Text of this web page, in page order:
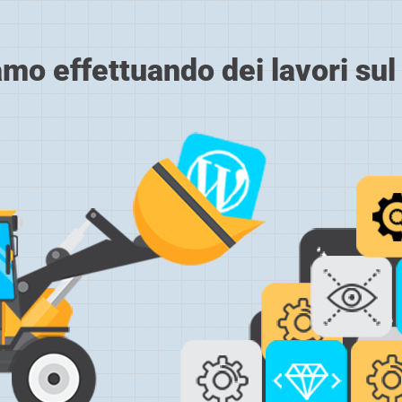
effettuando dei lavori